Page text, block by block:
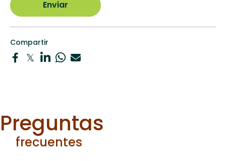
Compartir
Preguntas
frecuentes